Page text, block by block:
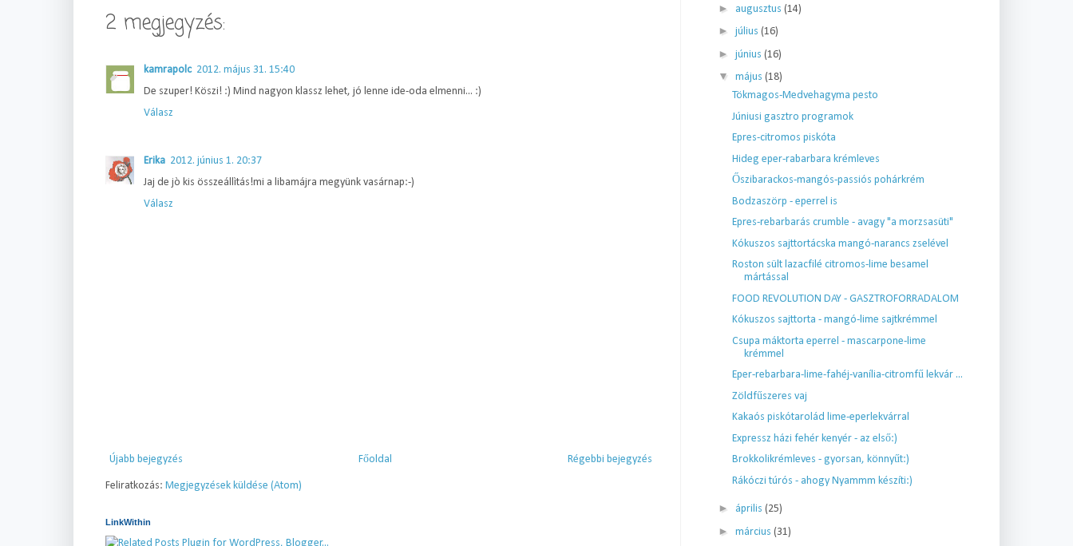
2 megjegyzés:
kamrapolc 2012. május 31. 15:40
De szuper! Köszi! :) Mind nagyon klassz lehet, jó lenne ide-oda elmenni... :)
Válasz
Erika 2012. június 1. 20:37
Jaj de jò kis összeállìtás!mi a libamájra megyünk vasárnap:-)
Válasz
Újabb bejegyzés Régebbi bejegyzés
Főoldal
Feliratkozás: Megjegyzések küldése (Atom)
LinkWithin
► augusztus (14)
► július (16)
► június (16)
▼ május (18)
Tökmagos-Medvehagyma pesto
Júniusi gasztro programok
Epres-citromos piskóta
Hideg eper-rabarbara krémleves
Őszibarackos-mangós-passiós pohárkrém
Bodzaszörp - eperrel is
Epres-rebarbarás crumble - avagy "a morzsasüti"
Kókuszos sajttortácska mangó-narancs zselével
Roston sült lazacfilé citromos-lime besamel
mártással
FOOD REVOLUTION DAY - GASZTROFORRADALOM
Kókuszos sajttorta - mangó-lime sajtkrémmel
Csupa máktorta eperrel - mascarpone-lime
krémmel
Eper-rebarbara-lime-fahéj-vanília-citromfű lekvár ...
Zöldfűszeres vaj
Kakaós piskótarolád lime-eperlekvárral
Expressz házi fehér kenyér - az első:)
Brokkolikrémleves - gyorsan, könnyűt:)
Rákóczi túrós - ahogy Nyammm készíti:)
► április (25)
► március (31)